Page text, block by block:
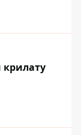
крилату